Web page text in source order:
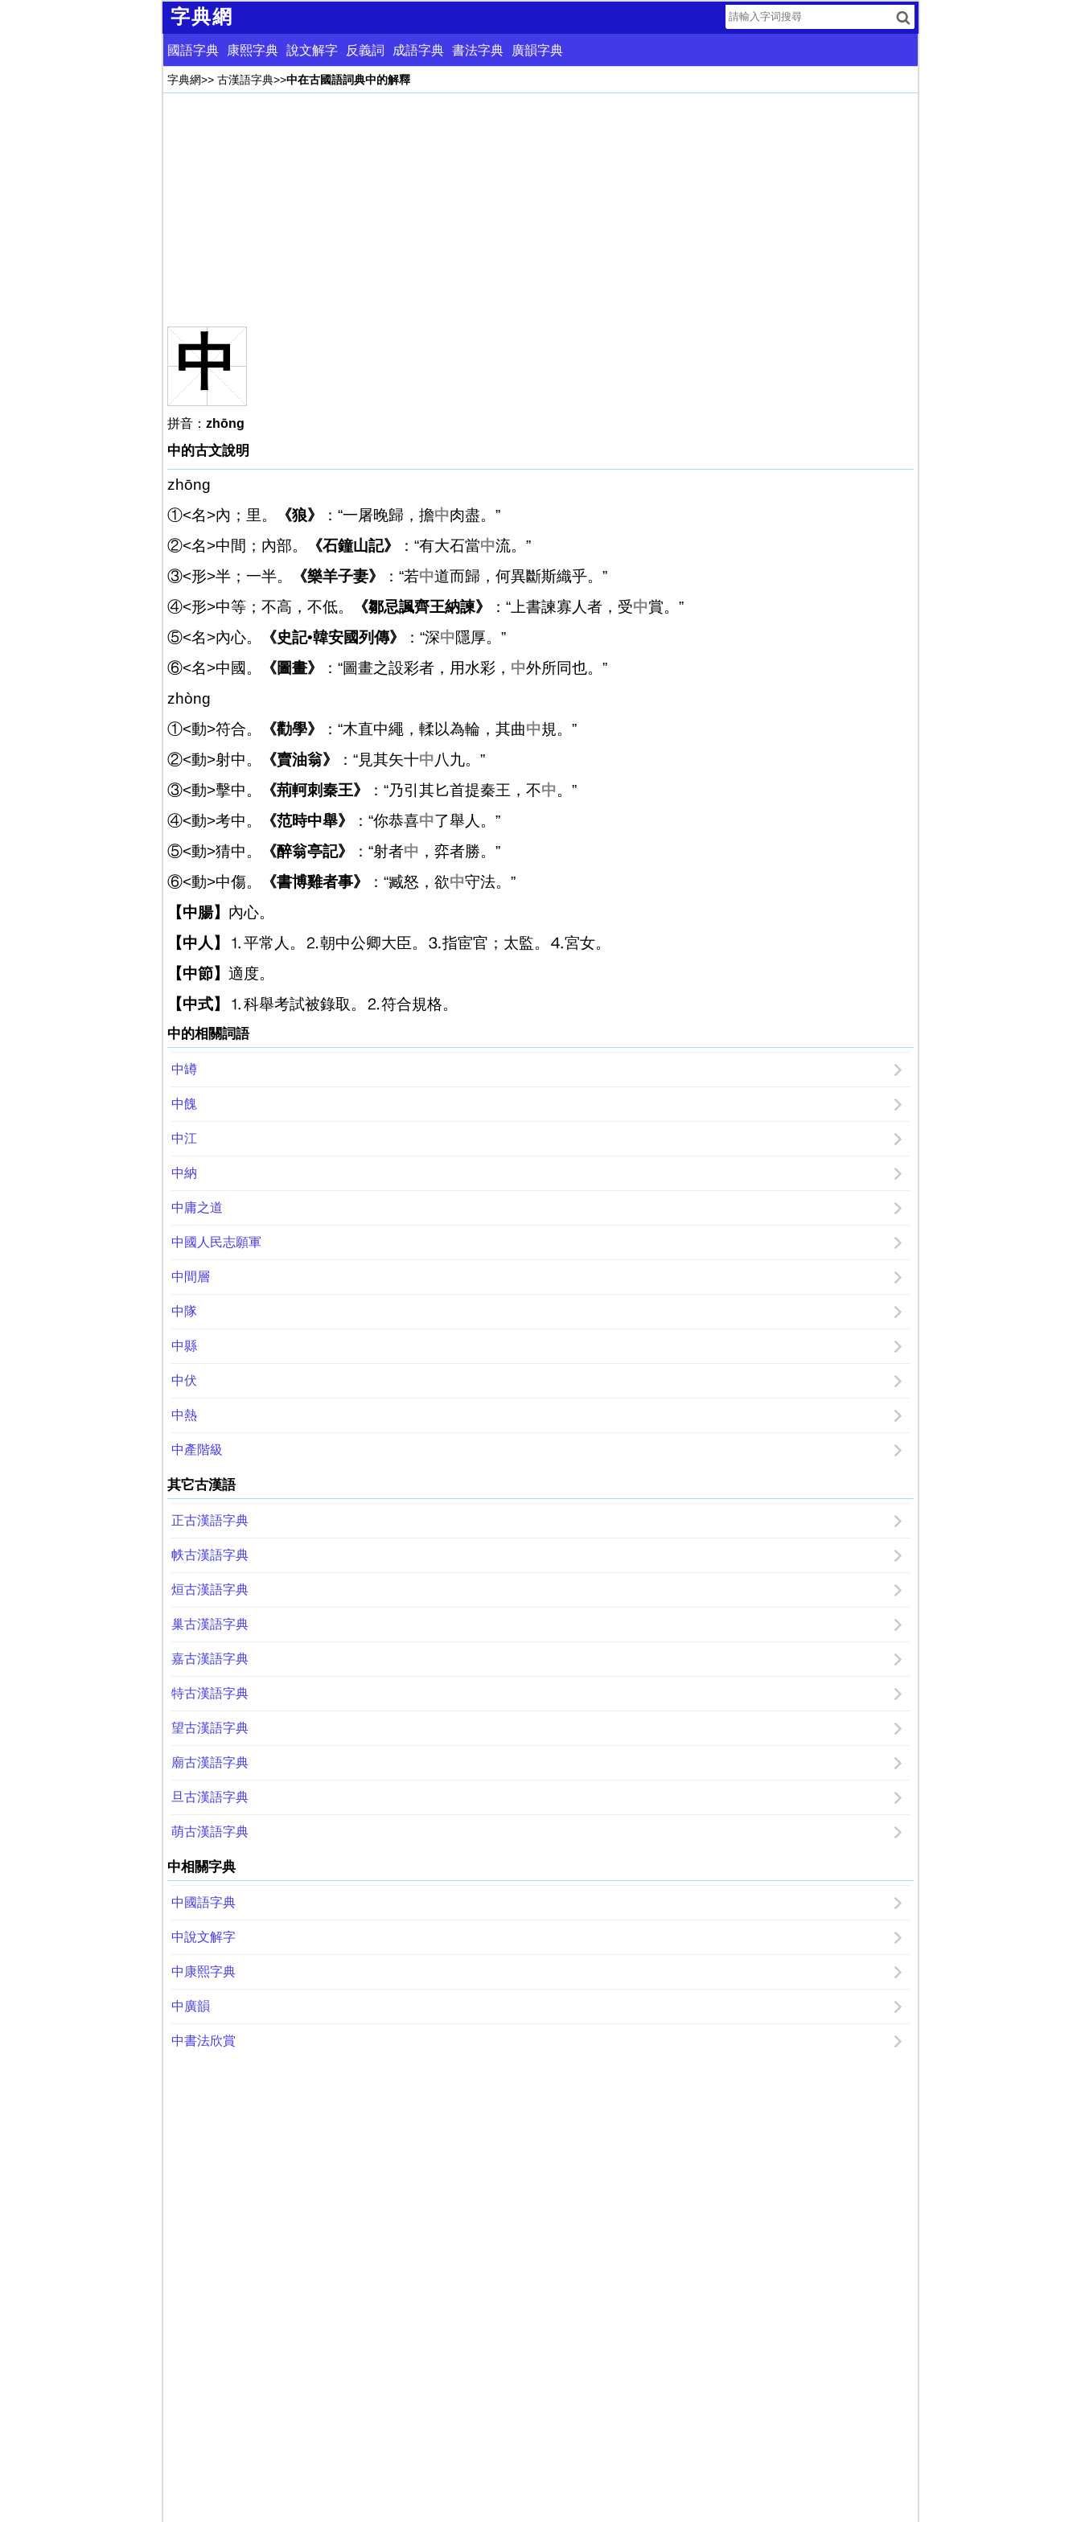
字典網
國語字典 康熙字典 說文解字 反義詞 成語字典 書法字典 廣韻字典
字典網>> 古漢語字典>>中在古國語詞典中的解釋
中
拼音： zhōng
中的古文說明
zhōng
①<名>內；里。
《狼》 ：“一屠晚歸，擔中肉盡。”
②<名>中間；內部。
《石鐘山記》 ：“有大石當中流。”
③<形>半；一半。
《樂羊子妻》 ：“若中道而歸，何異斷斯織乎。”
④<形>中等；不高，不低。
《鄒忌諷齊王納諫》 ：“上書諫寡人者，受中賞。”
⑤<名>內心。
《史記•韓安國列傳》 ：“深中隱厚。”
⑥<名>中國。
《圖畫》 ：“圖畫之設彩者，用水彩， 中外所同也。”
zhòng
①<動>符合。
《勸學》 ：“木直中繩，輮以為輪，其曲中規。”
②<動>射中。
《賣油翁》 ：“見其矢十中八九。”
③<動>擊中。
《荊軻刺秦王》 ：“乃引其匕首提秦王，不中。”
④<動>考中。
《范時中舉》 ：“你恭喜中了舉人。”
⑤<動>猜中。
《醉翁亭記》 ：“射者中 ，弈者勝。”
⑥<動>中傷。
《書博雞者事》 ：“臧怒，欲中守法。”
【中腸】 內心。
【中人】
⒈平常人。⒉朝中公卿大臣。⒊指宦官；太監。⒋宮女。
【中節】 適度。
【中式】
⒈科舉考試被錄取。⒉符合規格。
中的相關詞語
中罇
中餽
中江
中納
中庸之道
中國人民志願軍
中間層
中隊
中縣
中伏
中熱
中產階級
其它古漢語
正古漢語字典
帙古漢語字典
烜古漢語字典
巢古漢語字典
嘉古漢語字典
特古漢語字典
望古漢語字典
廟古漢語字典
旦古漢語字典
萌古漢語字典
中相關字典
中國語字典
中說文解字
中康熙字典
中廣韻
中書法欣賞